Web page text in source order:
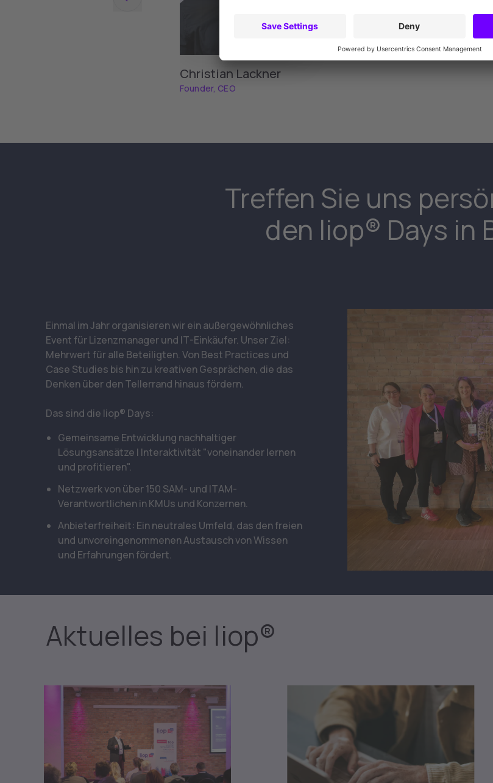
Christian Lackner
Founder, CEO
Treffen Sie uns
den liop® Days in
Einmal im Jahr organisieren wir ein außergewöhnliches
Event für Lizenzmanager und IT-Einkäufer. Unser Ziel:
Mehrwert für alle Beteiligten. Von Best Practices und
Case Studies bis hin zu kreativen Gesprächen, die das
Denken über den Tellerrand hinaus fördern.
Das sind die liop® Days:
Gemeinsame Entwicklung nachhaltiger
Lösungsansätze | Interaktivität "voneinander lernen
und profitieren".
Netzwerk von über 150 SAM- und ITAM-
Verantwortlichen in KMUs und Konzernen.
Anbieterfreiheit: Ein neutrales Umfeld, das den freien
und unvoreingenommenen Austausch von Wissen
und Erfahrungen fördert.
Aktuelles bei liop®